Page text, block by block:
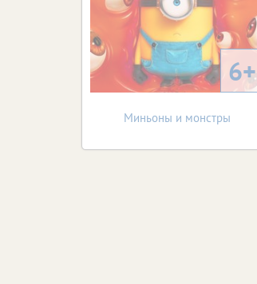
6+
Миньоны и монстры